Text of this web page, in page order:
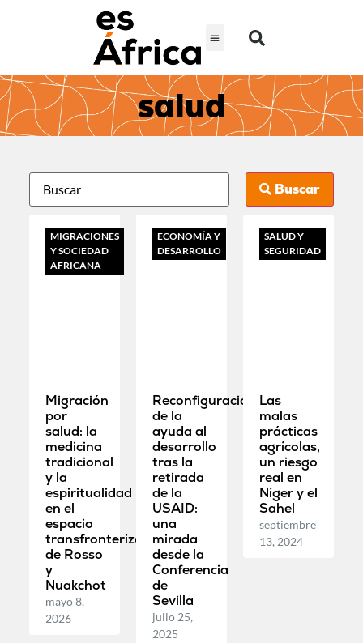
salud
Buscar
MIGRACIONES
Y SOCIEDAD
AFRICANA
Migración
por
salud: la
medicina
tradicional
y la
espiritualidad
en el
espacio
transfronterizo
de Rosso
y
Nuakchot
mayo 8,
2026
ECONOMÍA Y
DESARROLLO
Reconfiguración
de la
ayuda al
desarrollo
tras la
retirada
de la
USAID:
una
mirada
desde la
Conferencia
de
Sevilla
julio 25,
2025
SALUD Y
SEGURIDAD
Las
malas
prácticas
agrícolas,
un riesgo
real en
Níger y el
Sahel
septiembre
13, 2024